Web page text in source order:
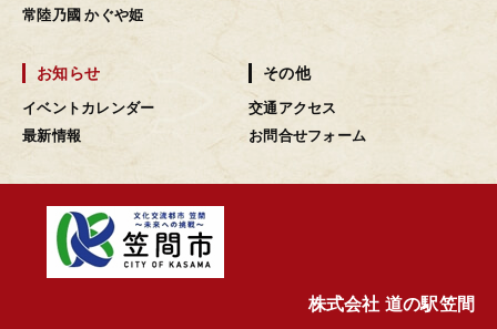
常陸乃國 かぐや姫
お知らせ
イベントカレンダー
最新情報
その他
交通アクセス
お問合せフォーム
株式会社 道の駅笠間